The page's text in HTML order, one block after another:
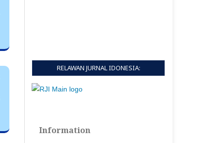
RELAWAN JURNAL IDONESIA:
Information